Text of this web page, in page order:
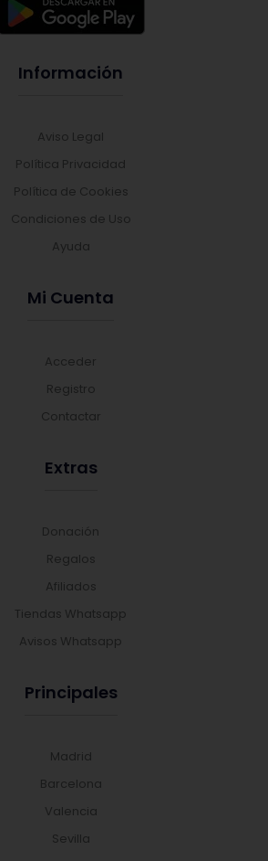
Información
Aviso Legal
Política Privacidad
Política de Cookies
Condiciones de Uso
Ayuda
Mi Cuenta
Acceder
Registro
Contactar
Extras
Donación
Regalos
Afiliados
Tiendas Whatsapp
Avisos Whatsapp
Principales
Madrid
Barcelona
Valencia
Sevilla